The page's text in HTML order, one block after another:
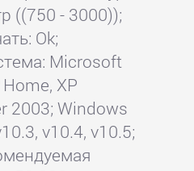
((750 - 3000));
Ok;
Microsoft
XP
2003; Windows
v10.4, v10.5;